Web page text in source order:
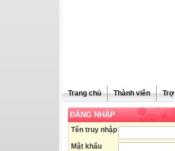
Trang chủ Thành viên
ĐĂNG NHẬP
Tên truy nhập
Mật khẩu